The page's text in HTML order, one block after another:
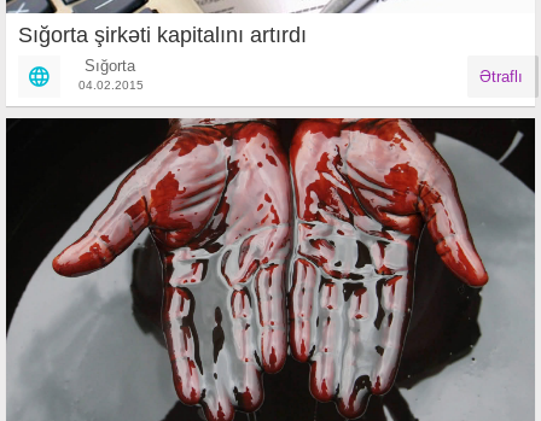
Sığorta şirkəti kapitalını artırdı
Sığorta
04.02.2015 Ətraflı